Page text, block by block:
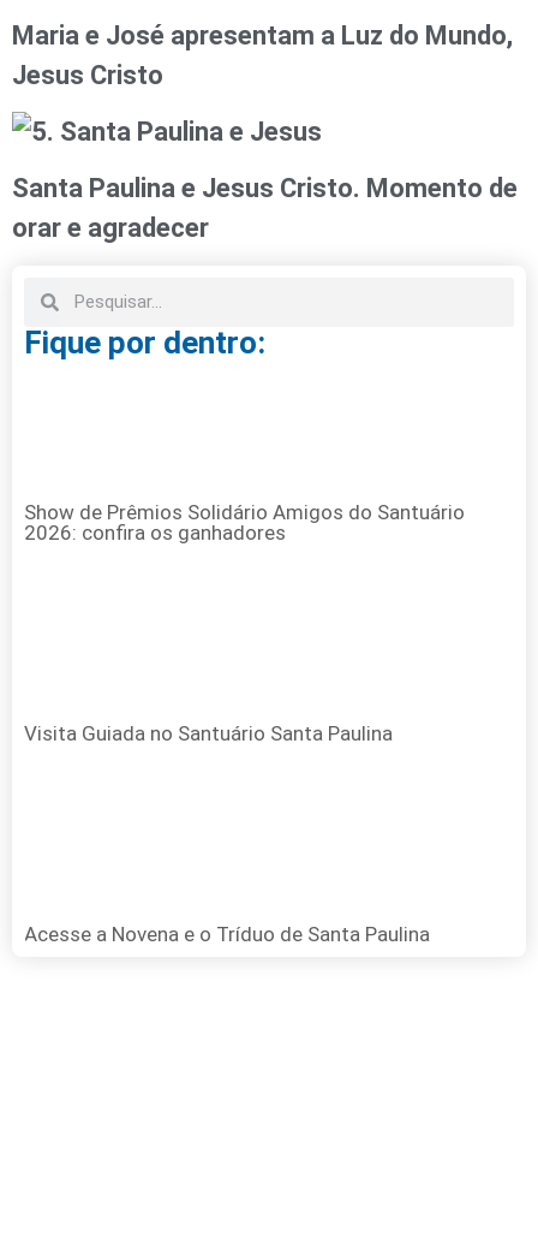
Maria e José apresentam a Luz do Mundo,
Jesus Cristo
Santa Paulina e Jesus Cristo. Momento de
orar e agradecer
Fique por dentro:
Show de Prêmios Solidário Amigos do Santuário
2026: confira os ganhadores
Visita Guiada no Santuário Santa Paulina
Acesse a Novena e o Tríduo de Santa Paulina